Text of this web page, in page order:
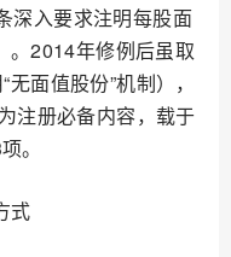
深入要求注明每股面
。2014年修例后虽取
面值股份”机制），
注册必备内容，载于
。
式